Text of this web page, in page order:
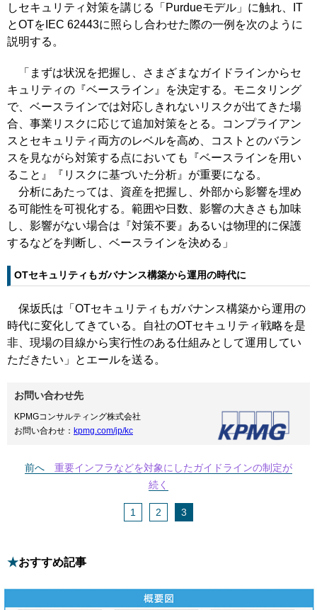
しセキュリティ対策を講じる「Purdueモデル」に触れ、IT
とOTをIEC 62443に照らし合わせた際の一例を次のように
説明する。
「まずは状況を把握し、さまざまなガイドラインからセ
キュリティの『ベースライン』を決定する。モニタリング
で、ベースラインでは対応しきれないリスクが出てきた場
合、事業リスクに応じて追加対策をとる。コンプライアン
スとセキュリティ両方のレベルを高め、コストとのバラン
スを見ながら対策する点においても『ベースラインを用い
ること』『リスクに基づいた分析』が重要になる。
分析にあたっては、資産を把握し、外部から影響を埋め
る可能性を可視化する。範囲や日数、影響の大きさも加味
し、影響がない場合は『対策不要』あるいは物理的に保護
するなどを判断し、ベースラインを決める」
OTセキュリティもガバナンス構築から運用の時代に
保坂氏は「OTセキュリティもガバナンス構築から運用の
時代に変化してきている。自社のOTセキュリティ戦略を是
非、現場の目線から実行性のある仕組みとして運用してい
ただきたい」とエールを送る。
お問い合わせ先
KPMGコンサルティング株式会社
お問い合わせ： kpmg.com/jp/kc
前へ
重要インフラなどを対象にしたガイドラインの制定が
続く
1 2 3
おすすめ記事